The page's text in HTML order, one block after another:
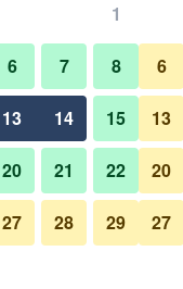
プランを見る
プランを見る
1
6 7 8
13 14 15
20 21 22
27 28 29
6
13
20
27